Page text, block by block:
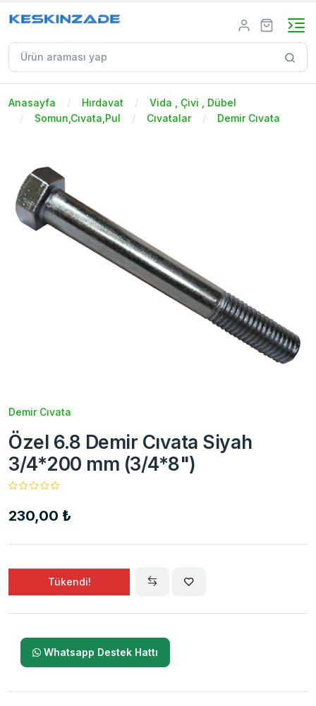
Anasayfa Hırdavat
Vida , Çivi , Dübel
Somun,Cıvata,Pul
Cıvatalar Demir Cıvata
Demir Cıvata
Özel 6.8 Demir Cıvata Siyah
3/4*200 mm (3/4*8")
230,00 ₺
Tükendi!
Whatsapp Destek Hattı